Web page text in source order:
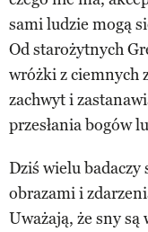
sami ludzie mogą
Od starożytnych
wróżki z ciemnych
zachwyt i
przesłania bogów
Dziś wielu
obrazami i
Uważają, że sny